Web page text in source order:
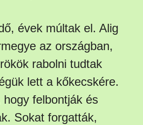
évek múltak el. Alig
az országban,
rabolni tudtak
lett a kőkecskére.
hogy felbontják és
Sokat forgatták,